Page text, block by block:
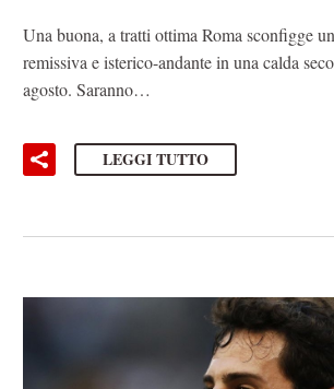
Una buona, a tratti ottima Roma sconfigge
remissiva e isterico-andante in una calda
agosto. Saranno…
LEGGI TUTTO